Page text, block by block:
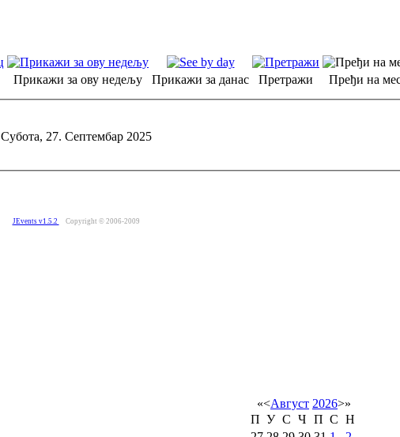
Прикажи за ову недељу Прикажи за данас Претражи
Пређи на
Субота, 27. Септембар 2025
JEvents v1.5.2 Copyright © 2006-2009
«<Август 2026>»
П У С Ч П С Н